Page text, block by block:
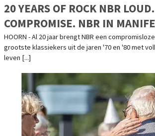
20 YEARS OF ROCK NBR
COMPROMISE. NBR IN
HOORN!
HOORN - Al 20 jaar brengt NBR een
grootste klassiekers uit de jaren '70 en '80 met
leven [...]